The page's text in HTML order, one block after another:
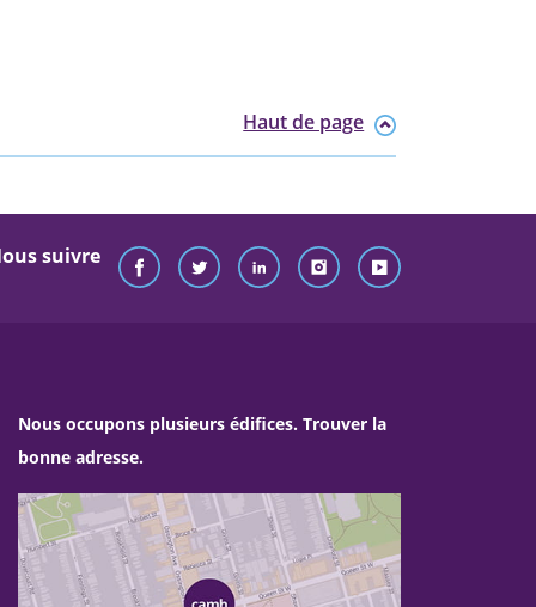
Haut de page
suivre
Nous occupons plusieurs édifices. Trouver la
bonne adresse.